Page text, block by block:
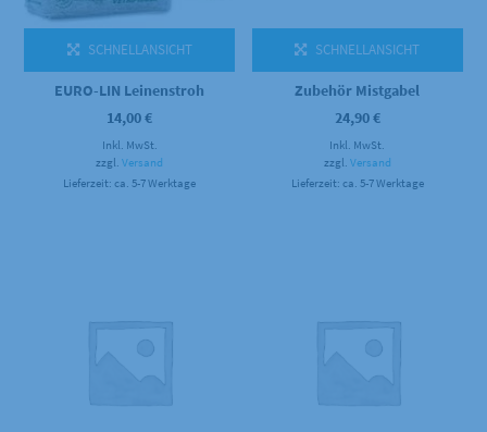
SCHNELLANSICHT
EURO-LIN Leinenstroh
14,00€
Inkl. MwSt.
zzgl.Versand
Lieferzeit: ca. 5-7 Werktage
SCHNELLANSICHT
Zubehör Mistgabel
24,90€
Inkl. MwSt.
zzgl. Versand
Lieferzeit: ca. 5-7 Werktage